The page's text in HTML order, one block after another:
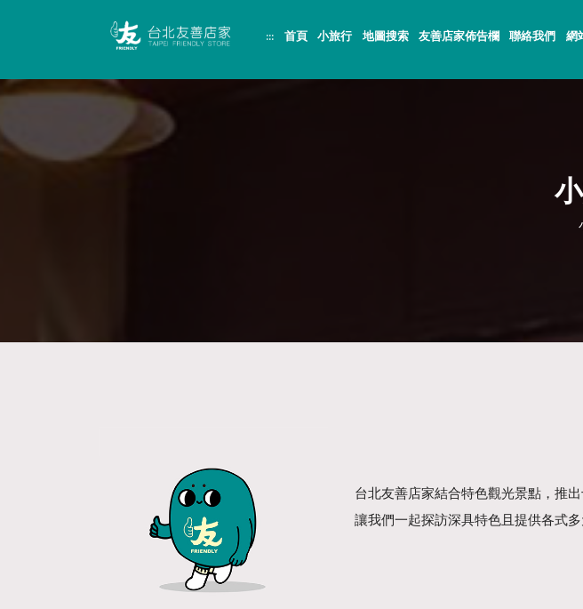
容
區
::: 首頁 小旅行 地圖搜索 友善店家佈告欄 聯絡我們 網
台北友善店家結合特色觀光景點，推
讓我們一起探訪深具特色且提供各式